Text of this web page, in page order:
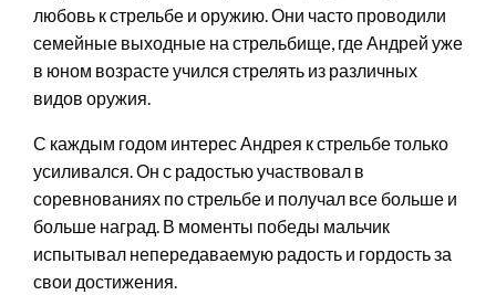
любовь к стрельбе и оружию. Они часто проводили
семейные выходные на стрельбище, где Андрей уже
в юном возрасте учился стрелять из различных
видов оружия.
С каждым годом интерес Андрея к стрельбе только
усиливался. Он с радостью участвовал в
соревнованиях по стрельбе и получал все больше и
больше наград. В моменты победы мальчик
испытывал непередаваемую радость и гордость за
свои достижения.